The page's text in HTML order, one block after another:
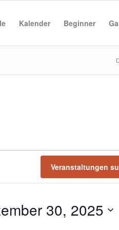
Kalender Beginner
Veranstaltungen
30, 2025